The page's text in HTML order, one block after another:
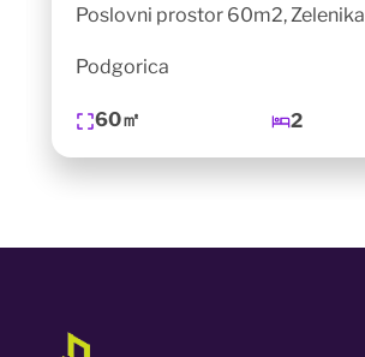
Poslovni prostor 60m2, Zelenika
Podgorica
60㎡ 2